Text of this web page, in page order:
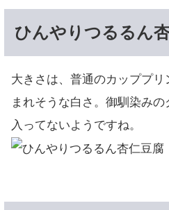
ひんやりつるるん
大きさは、普通のカッププ
まれそうな白さ。御馴染み
入ってないようですね。